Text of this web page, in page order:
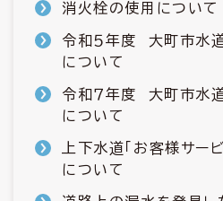
消火栓の使用について
令和５年度 大町市水
について
令和７年度 大町市水
について
上下水道「お客様サー
について